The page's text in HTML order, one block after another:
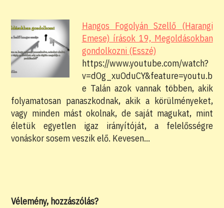
Hangos Fogolyán Szellő (Harangi
Emese) írások 19, Megoldásokban
gondolkozni (Esszé)
https://www.youtube.com/watch?
v=dOg_xuOduCY&feature=youtu.b
e Talán azok vannak többen, akik
folyamatosan panaszkodnak, akik a körülményeket,
vagy minden mást okolnak, de saját magukat, mint
életük egyetlen igaz irányítóját, a felelősségre
vonáskor sosem veszik elő. Kevesen…
Vélemény, hozzászólás?